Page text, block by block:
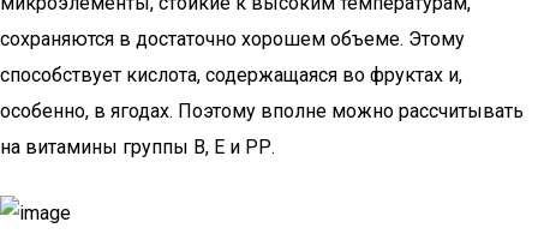
сохраняются в достаточно хорошем объеме. Этому
способствует кислота, содержащаяся во фруктах и,
особенно, в ягодах. Поэтому вполне можно рассчитывать
на витамины группы В, Е и РР.